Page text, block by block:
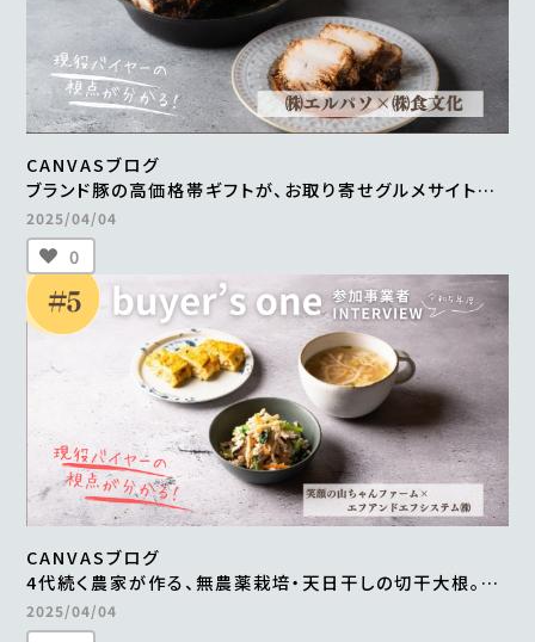
CANVASブログ
ブランド豚の高価格帯ギフトが、お取り寄せグルメサイトに
掲載。
継続的な販売や新商品の開発も進行中
＜from buyer’s one＞
2025/04/04
0
CANVASブログ
4代続く農家が作る、無農薬栽培・天日干しの切干大根。
自然食品店で月間500～600食を継続販売
＜from buyer’s one＞
2025/04/04